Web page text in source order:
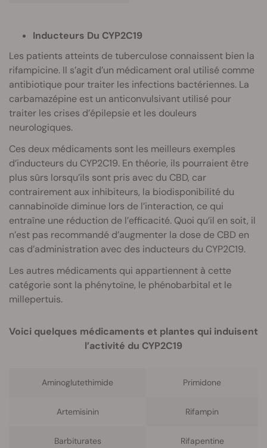
Inducteurs Du CYP2C19
Les patients atteints de tuberculose connaissent bien la
rifampicine. Il s’agit d’un médicament oral utilisé comme
antibiotique pour traiter les infections bactériennes. La
carbamazépine est un anticonvulsivant utilisé pour
traiter les crises d’épilepsie et les douleurs
neurologiques.
Ces deux médicaments sont les meilleurs exemples
d’inducteurs du CYP2C19. En théorie, ils pourraient être
plus sûrs lorsqu’ils sont pris avec du CBD, car
contrairement aux inhibiteurs, la biodisponibilité du
cannabinoïde diminue lors de l’interaction, ce qui
entraîne une réduction de l’efficacité. Quoi qu’il en soit, il
n’est pas recommandé d’augmenter la dose de CBD en
cas d’administration avec des inducteurs du CYP2C19.
Les autres médicaments qui appartiennent à cette
catégorie sont la phénytoïne, le phénobarbital et le
millepertuis.
Voici quelques médicaments et plantes qui induisent
l’activité du CYP2C19
Aminoglutethimide Primidone
Artemisinin Rifampin
Barbiturates Rifapentine